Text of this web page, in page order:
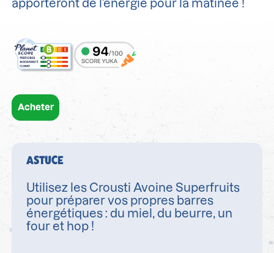
apporteront de l’énergie pour la matinée !
Acheter
ASTUCE
Utilisez les Crousti Avoine Superfruits
pour préparer vos propres barres
énergétiques : du miel, du beurre, un
four et hop !